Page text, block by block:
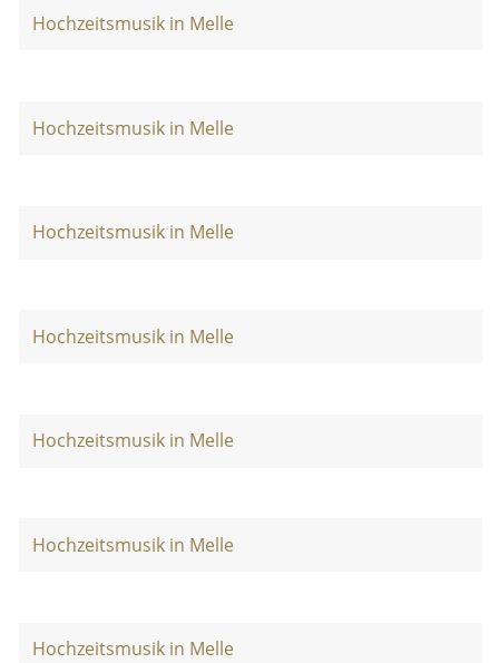
Hochzeitsmusik in Melle
Hochzeitsmusik in Melle
Hochzeitsmusik in Melle
Hochzeitsmusik in Melle
Hochzeitsmusik in Melle
Hochzeitsmusik in Melle
Hochzeitsmusik in Melle